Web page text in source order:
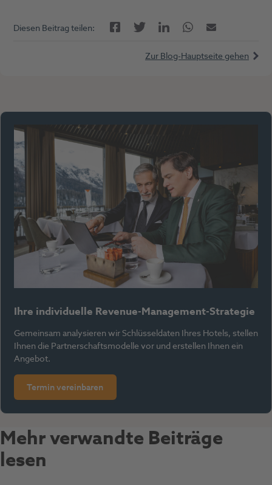
Diesen Beitrag teilen: FacebookTwitterLinkedInTwitterE-Mail
Zur Blog-Hauptseite gehen
Ihre individuelle Revenue-Management-Strategie
Gemeinsam analysieren wir Schlüsseldaten Ihres Hotels, stellen
Ihnen die Partnerschaftsmodelle vor und erstellen Ihnen ein
Angebot.
Termin vereinbaren
Mehr verwandte Beiträge
lesen